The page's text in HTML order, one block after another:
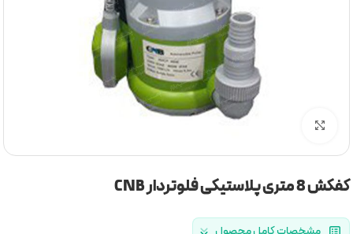
کفکش 8 متری پلاستیکی فلوتردار CNB